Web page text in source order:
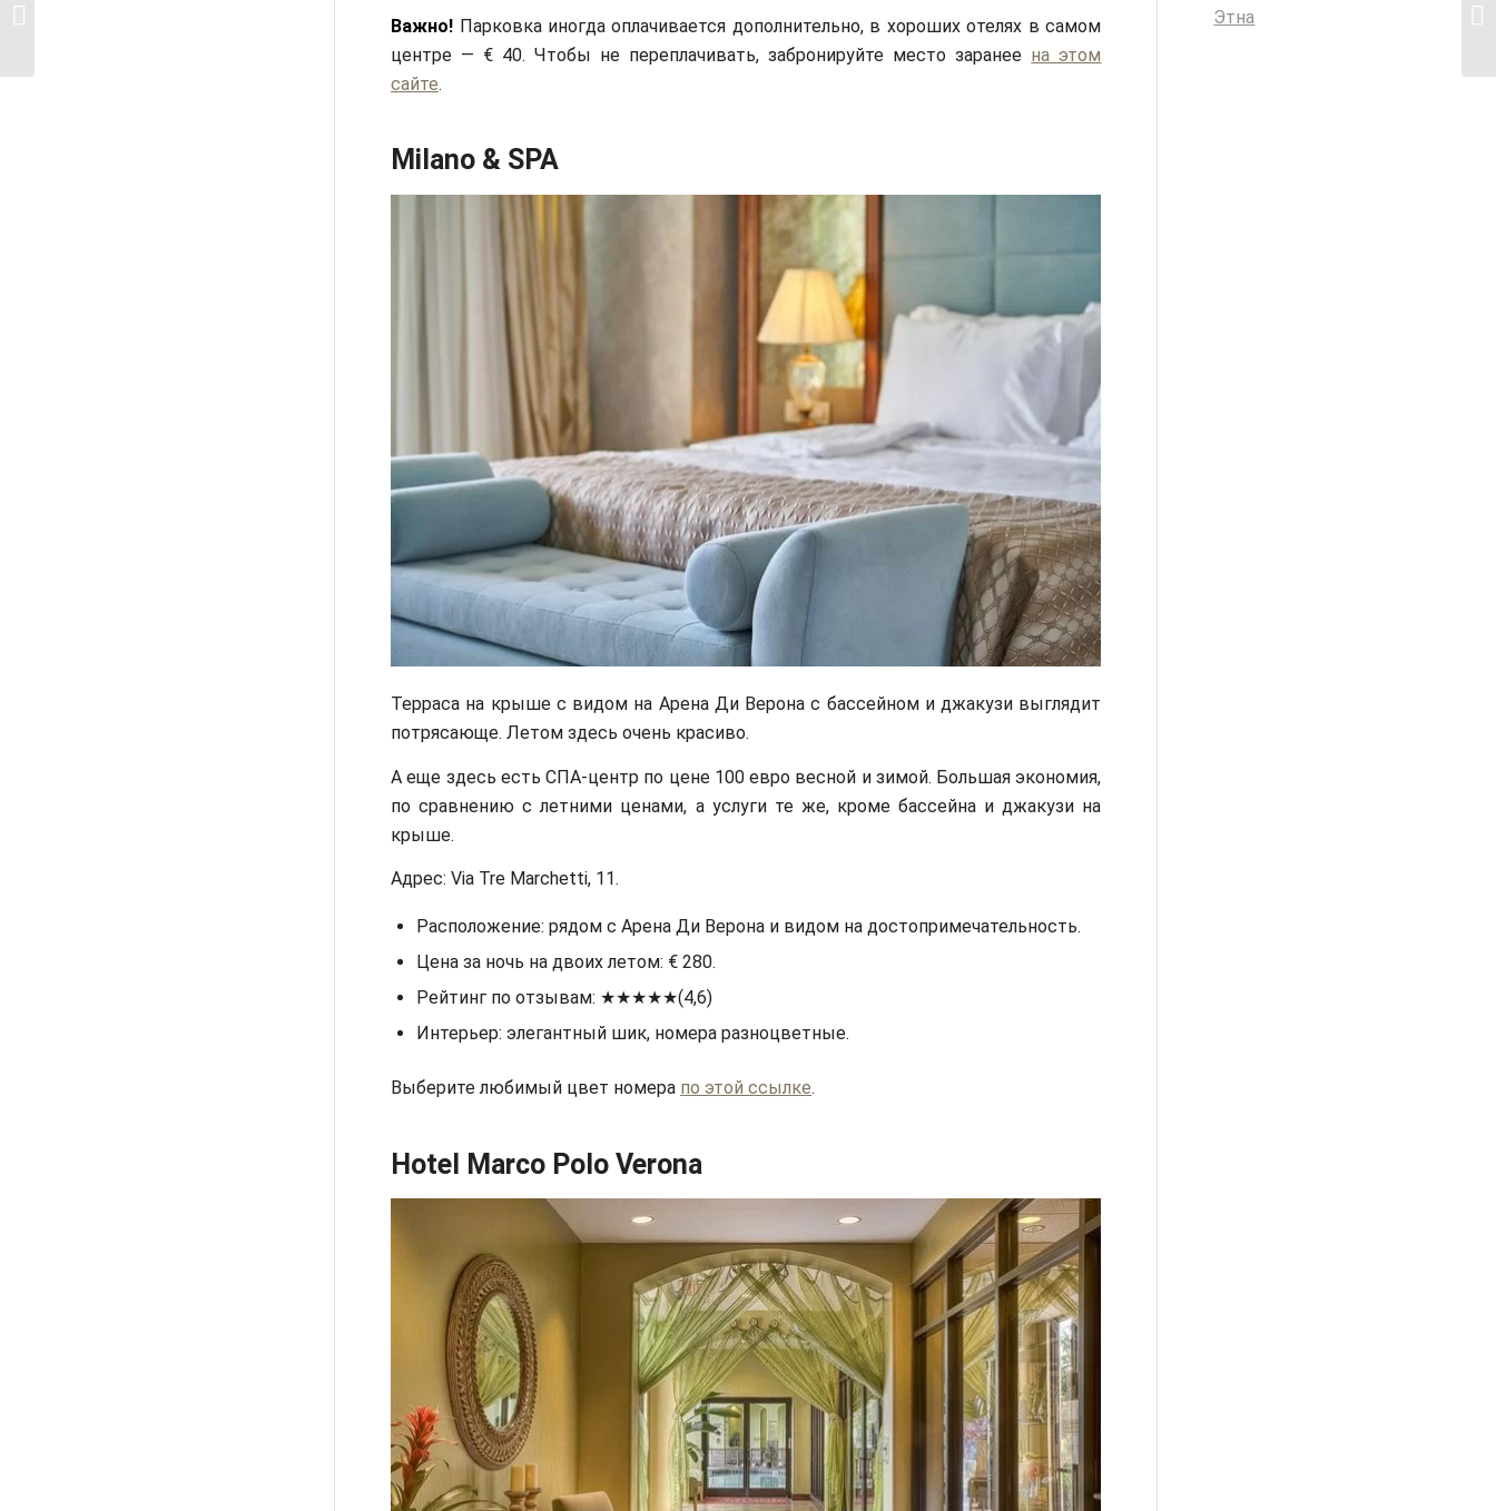
Важно! Парковка иногда оплачивается дополнительно, в хороших отелях в самом
центре — € 40. Чтобы не переплачивать, забронируйте место заранее на этом
сайте.
Milano & SPA
Терраса на крыше с видом на Арена Ди Верона с бассейном и джакузи выглядит
потрясающе. Летом здесь очень красиво.
А еще здесь есть СПА-центр по цене 100 евро весной и зимой. Большая экономия,
по сравнению с летними ценами, а услуги те же, кроме бассейна и джакузи на
крыше.
Адрес: Via Tre Marchetti, 11.
Расположение: рядом с Арена Ди Верона и видом на достопримечательность.
Цена за ночь на двоих летом: € 280.
Рейтинг по отзывам: ★★★★★(4,6)
Интерьер: элегантный шик, номера разноцветные.
Выберите любимый цвет номера по этой ссылке.
Hotel Marco Polo Verona
Этна